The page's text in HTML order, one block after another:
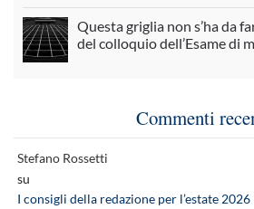
Questa griglia non s’ha da
del colloquio dell’Esame di
Commenti
Stefano Rossetti
su
I consigli della redazione per l’estate 2026